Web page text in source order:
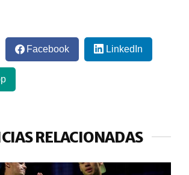
Facebook LinkedIn
RELACIONADAS